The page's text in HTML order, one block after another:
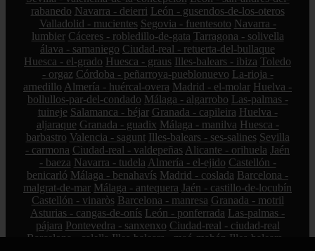
rabanedo Navarra - deierri León - gusendos-de-los-oteros
Valladolid - mucientes Segovia - fuentesoto Navarra -
lumbier Cáceres - robledillo-de-gata Tarragona - solivella
álava - samaniego Ciudad-real - retuerta-del-bullaque
Huesca - el-grado Huesca - graus Illes-balears - ibiza Toledo
- orgaz Córdoba - peñarroya-pueblonuevo La-rioja -
arnedillo Almería - huércal-overa Madrid - el-molar Huelva -
bollullos-par-del-condado Málaga - algarrobo Las-palmas -
tuineje Salamanca - béjar Granada - capileira Huelva -
aljaraque Granada - guadix Málaga - manilva Huesca -
barbastro Valencia - sagunt Illes-balears - ses-salines Sevilla
- carmona Ciudad-real - valdepeñas Alicante - orihuela Jaén
- baeza Navarra - tudela Almería - el-ejido Castellón -
benicarló Málaga - benahavís Madrid - coslada Barcelona -
malgrat-de-mar Málaga - antequera Jaén - castillo-de-locubín
Castellón - vinaròs Barcelona - manresa Granada - motril
Asturias - cangas-de-onís León - ponferrada Las-palmas -
pájara Pontevedra - sanxenxo Ciudad-real - ciudad-real
Barcelona - calella Illes-balears - maó-mahón Illes-balears -